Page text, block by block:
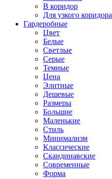
В коридор
Для узкого коридора
Гардеробные
Цвет
Белые
Светлые
Серые
Темные
Цена
Элитные
Дешевые
Размеры
Большие
Маленькие
Стиль
Минимализм
Классические
Скандинавские
Современные
Форма